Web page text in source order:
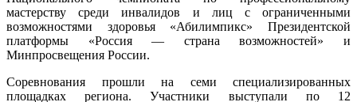
мастерству среди инвалидов и лиц с ограниченными
возможностями здоровья «Абилимпикс» Президентской
платформы «Россия — страна возможностей» и
Минпросвещения России.
Соревнования прошли на семи специализированных
площадках региона. Участники выступали по 12